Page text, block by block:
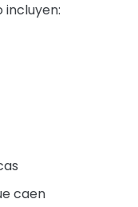
incluyen:
caen